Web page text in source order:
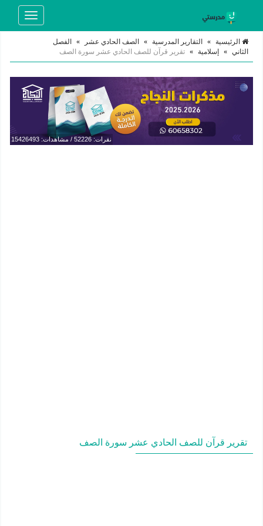
Toggle
الرئيسية » التقارير المدرسية » الصف الحادي عشر »
الفصل
الثاني » إسلامية » تقرير قرآن للصف الحادي عشر سورة الصف
نقرات: 52226 / مشاهدات: 15426493
تقرير قرآن للصف الحادي عشر سورة الصف